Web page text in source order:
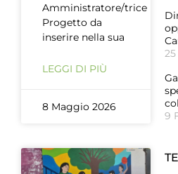
Amministratore/trice
Progetto da
inserire nella sua
LEGGI DI PIÙ
8 Maggio 2026
9